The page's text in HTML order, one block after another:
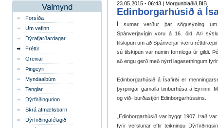
Forsíða
Um vefinn
Dýrafjarðardagar
Fréttir
Greinar
Þingeyri
Myndaalbúm
Tenglar
Dýrfirðingurinn
Skrá afmælisbarn
Dýrfirðingafélagið
23.05.2015 - 06:43 | Morgunblaðið,BIB
Edinborgarhúsið á
Í sumar verður þar sögusýning
Spánverjavígin voru á 16. öld. Ari
tilskipun um að Spánverjar væru
sú tilskipun var numin formlega úr gildi.
að engu gerð með nýrri lagasetningum
Edinborgarhúsið á Ísafirði er
þyrpingar gamalla timburhúsa á Eyrinni.
og við- burðastjóri Edinborgarhússins.
„Edinborgarhúsið var byggt 1907. Það
fyrir verslunar eftir teikningu